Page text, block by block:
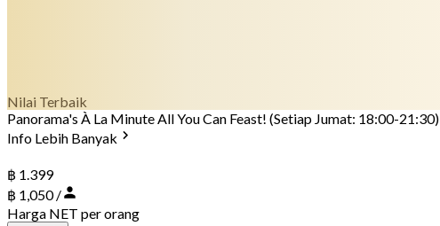
Nilai Terbaik
Panorama's À La Minute All You Can Feast! (Setiap Jumat: 18:00-21:30)
Info Lebih Banyak
฿ 1.399
฿ 1,050 /
Harga NET per orang